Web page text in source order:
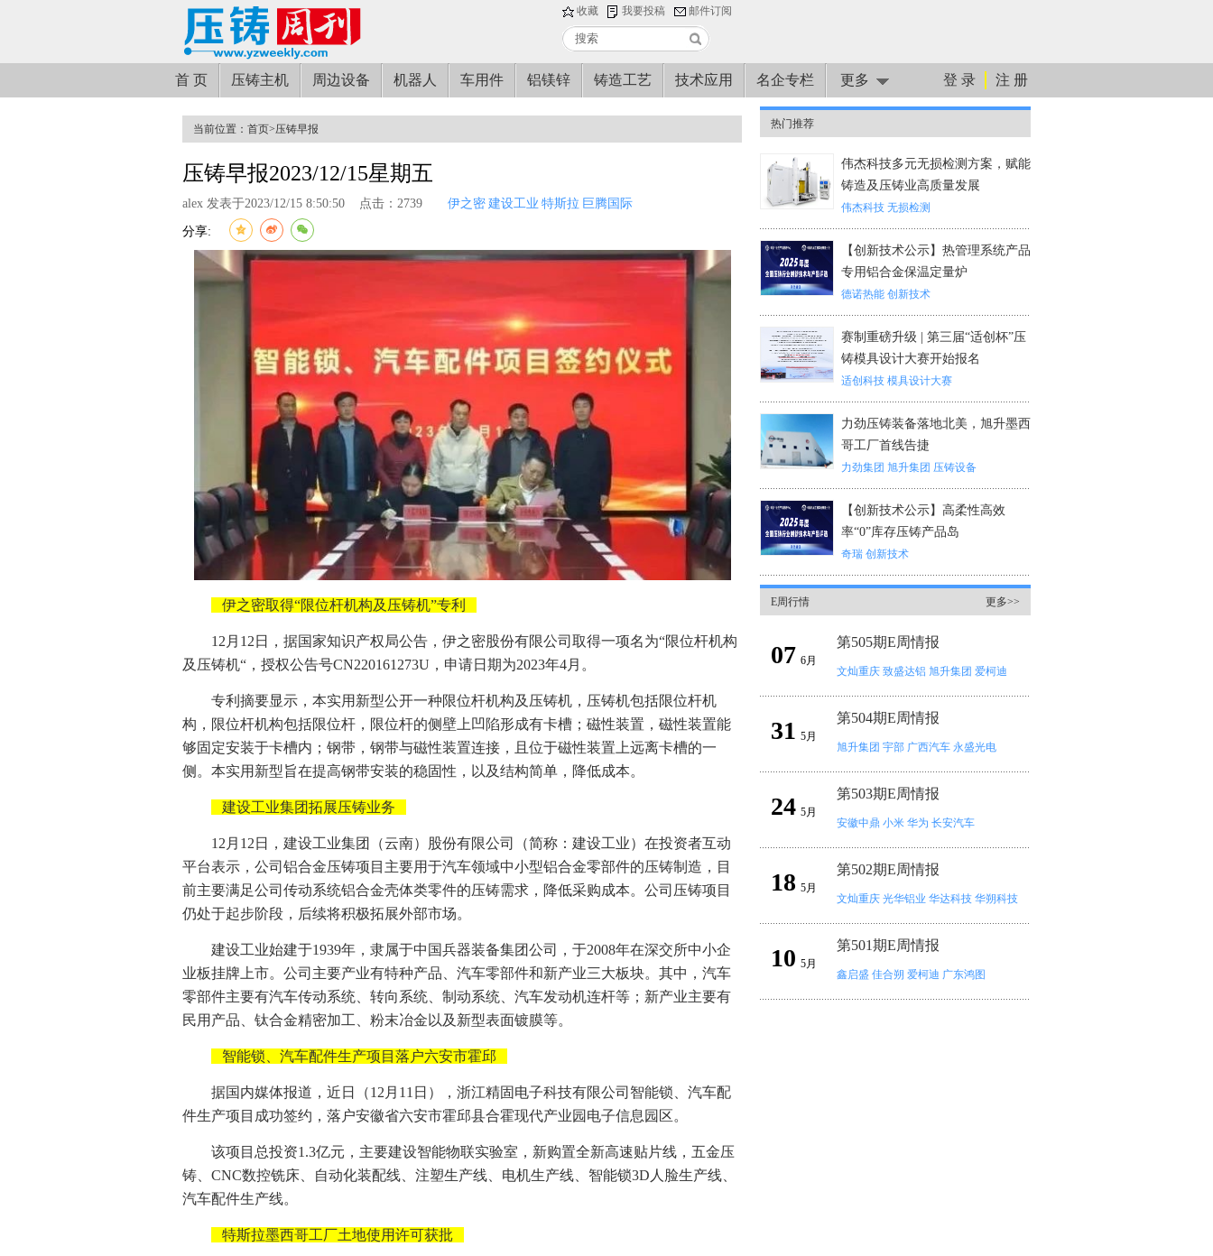
收藏 我要投稿 邮件订阅
首 页 压铸主机 周边设备 机器人 车用件 铝镁锌 铸造工艺 技术应用 名企专栏 更多 登 录 注 册
当前位置： 首页>压铸早报
压铸早报2023/12/15星期五
alex 发表于2023/12/15 8:50:50 点击：2739 伊之密 建设工业 特斯拉 巨腾国际
分享:
伊之密取得“限位杆机构及压铸机”专利
12月12日，据国家知识产权局公告，伊之密股份有限公司取得一项名为“限位杆机构
及压铸机“，授权公告号CN220161273U，申请日期为2023年4月。
专利摘要显示，本实用新型公开一种限位杆机构及压铸机，压铸机包括限位杆机
构，限位杆机构包括限位杆，限位杆的侧壁上凹陷形成有卡槽；磁性装置，磁性装置能
够固定安装于卡槽内；钢带，钢带与磁性装置连接，且位于磁性装置上远离卡槽的一
侧。本实用新型旨在提高钢带安装的稳固性，以及结构简单，降低成本。
建设工业集团拓展压铸业务
12月12日，建设工业集团（云南）股份有限公司（简称：建设工业）在投资者互动
平台表示，公司铝合金压铸项目主要用于汽车领域中小型铝合金零部件的压铸制造，目
前主要满足公司传动系统铝合金壳体类零件的压铸需求，降低采购成本。公司压铸项目
仍处于起步阶段，后续将积极拓展外部市场。
建设工业始建于1939年，隶属于中国兵器装备集团公司，于2008年在深交所中小企
业板挂牌上市。公司主要产业有特种产品、汽车零部件和新产业三大板块。其中，汽车
零部件主要有汽车传动系统、转向系统、制动系统、汽车发动机连杆等；新产业主要有
民用产品、钛合金精密加工、粉末冶金以及新型表面镀膜等。
智能锁、汽车配件生产项目落户六安市霍邱
据国内媒体报道，近日（12月11日），浙江精固电子科技有限公司智能锁、汽车配
件生产项目成功签约，落户安徽省六安市霍邱县合霍现代产业园电子信息园区。
该项目总投资1.3亿元，主要建设智能物联实验室，新购置全新高速贴片线，五金压
铸、CNC数控铣床、自动化装配线、注塑生产线、电机生产线、智能锁3D人脸生产线、
汽车配件生产线。
特斯拉墨西哥工厂土地使用许可获批
热门推荐
伟杰科技多元无损检测方案，赋能
铸造及压铸业高质量发展
伟杰科技 无损检测
【创新技术公示】热管理系统产品
专用铝合金保温定量炉
德诺热能 创新技术
赛制重磅升级 | 第三届“适创杯”压
铸模具设计大赛开始报名
适创科技 模具设计大赛
力劲压铸装备落地北美，旭升墨西
哥工厂首线告捷
力劲集团 旭升集团 压铸设备
【创新技术公示】高柔性高效
率“0”库存压铸产品岛
奇瑞 创新技术
E周行情 更多>>
07 6月
第505期E周情报
文灿重庆 致盛达铝 旭升集团 爱柯迪
31 5月
第504期E周情报
旭升集团 宇部 广西汽车 永盛光电
24 5月
第503期E周情报
安徽中鼎 小米 华为 长安汽车
18 5月
第502期E周情报
文灿重庆 光华铝业 华达科技 华朔科技
10 5月
第501期E周情报
鑫启盛 佳合朔 爱柯迪 广东鸿图